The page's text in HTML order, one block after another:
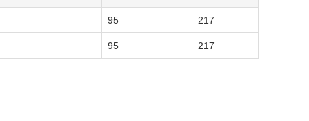
95 217
95 217